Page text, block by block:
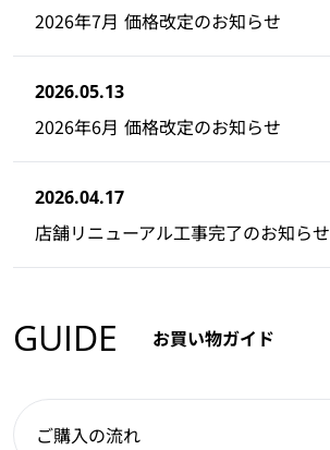
2026年7月 価格改定のお知らせ
2026.05.13
2026年6月 価格改定のお知らせ
2026.04.17
店舗リニューアル工事完了のお知らせ
GUIDE お買い物ガイド
ご購入の流れ